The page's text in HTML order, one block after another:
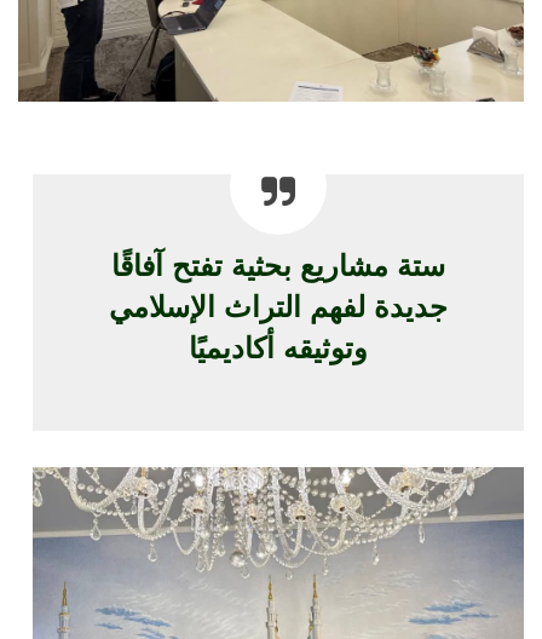
ستة مشاريع بحثية تفتح آفاقًا
جديدة لفهم التراث الإسلامي
وتوثيقه أكاديميًا